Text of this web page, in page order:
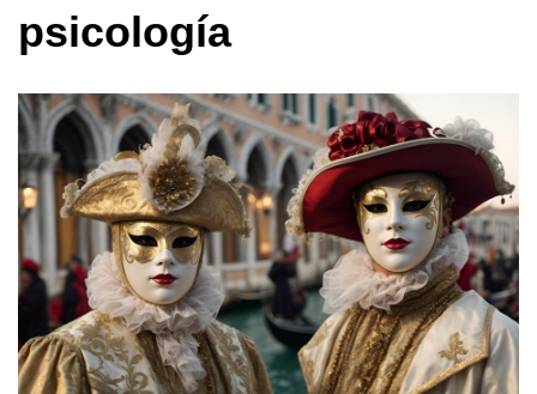
psicología